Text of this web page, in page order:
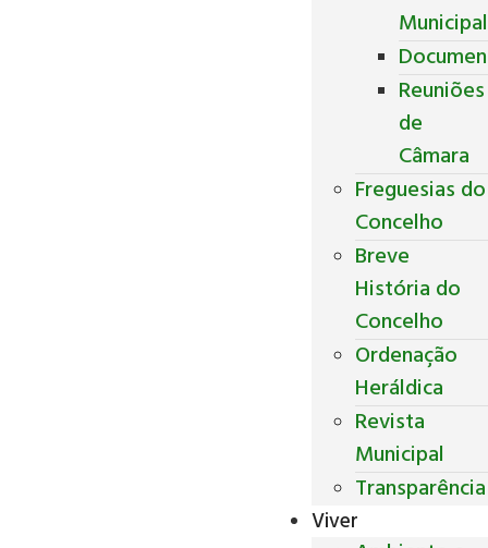
Municipal
Reuniões
de
Câmara
Freguesias do
Concelho
Breve
História do
Concelho
Ordenação
Heráldica
Revista
Municipal
Transparência
Viver